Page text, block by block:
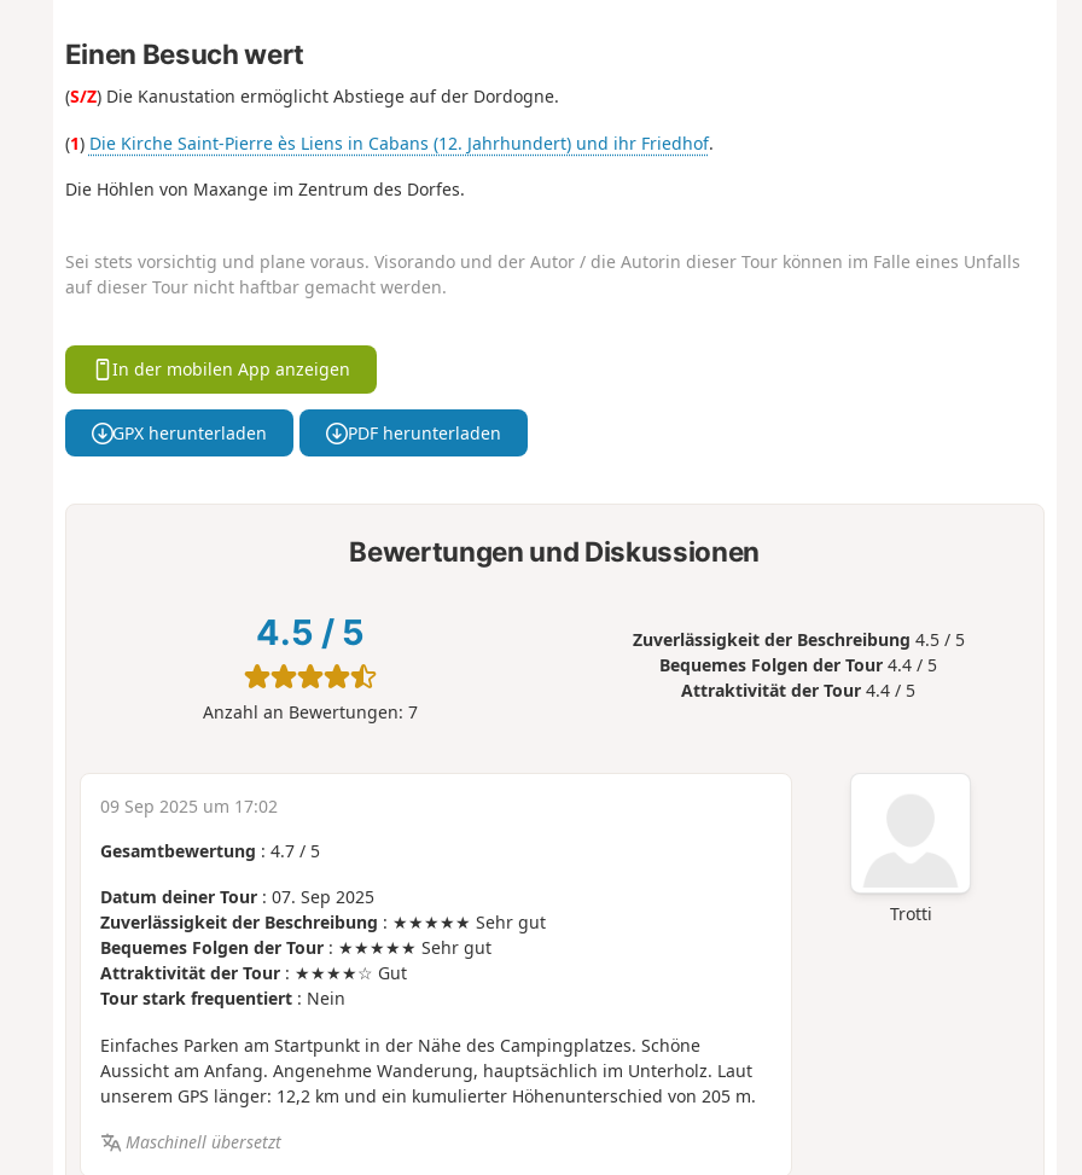
Einen Besuch wert
(S/Z) Die Kanustation ermöglicht Abstiege auf der Dordogne.
(1) Die Kirche Saint-Pierre ès Liens in Cabans (12. Jahrhundert) und ihr Friedhof.
Die Höhlen von Maxange im Zentrum des Dorfes.
Sei stets vorsichtig und plane voraus. Visorando und der Autor / die Autorin dieser Tour können im Falle eines Unfalls
auf dieser Tour nicht haftbar gemacht werden.
In der mobilen App anzeigen
GPX herunterladen PDF herunterladen
Bewertungen und Diskussionen
4.5 / 5
Anzahl an Bewertungen: 7
Zuverlässigkeit der Beschreibung 4.5 / 5
Bequemes Folgen der Tour 4.4 / 5
Attraktivität der Tour 4.4 / 5
Trotti
09 Sep 2025 um 17:02
Gesamtbewertung : 4.7/ 5
Datum deiner Tour: 07. Sep 2025
Zuverlässigkeit der Beschreibung : ★★★★★ Sehr gut
Bequemes Folgen der Tour: ★★★★★ Sehr gut
Attraktivität der Tour: ★★★★☆ Gut
Tour stark frequentiert: Nein
Einfaches Parken am Startpunkt in der Nähe des Campingplatzes. Schöne
Aussicht am Anfang. Angenehme Wanderung, hauptsächlich im Unterholz. Laut
unserem GPS länger: 12,2 km und ein kumulierter Höhenunterschied von 205 m.
Maschinell übersetzt